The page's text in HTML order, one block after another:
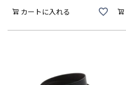
カートに入れる